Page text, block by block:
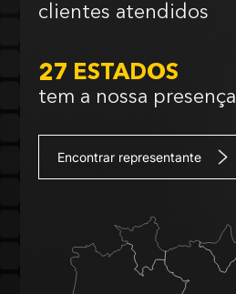
clientes atendidos
27 ESTADOS
tem a nossa presença
Encontrar representante